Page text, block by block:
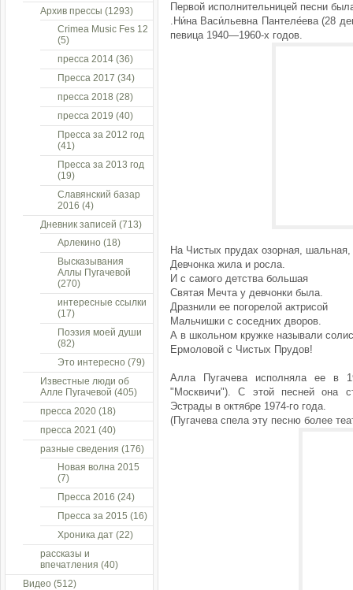
Первой исполнительницей песни
.Ни́на Васи́льевна Пантеле́ева (28
певица 1940—1960-х годов.
На Чистых прудах озорная, шальная,
Девчонка жила и росла.
И с самого детства большая
Святая Мечта у девчонки была.
Дразнили ее погорелой актрисой
Мальчишки с соседних дворов.
А в школьном кружке называли
Ермоловой с Чистых Прудов!
Алла Пугачева исполняла ее в
"Москвичи"). С этой песней она
Эстрады в октябре 1974-го года.
(Пугачева спела эту песню более
Архив прессы (1293)
Crimea Music Fes 12
(5)
пресса 2014 (36)
Пресса 2017 (34)
пресса 2018 (28)
пресса 2019 (40)
Пресса за 2012 год
(41)
Пресса за 2013 год
(19)
Славянский базар
2016 (4)
Дневник записей (713)
Арлекино (18)
Высказывания
Аллы Пугачевой
(270)
интересные ссылки
(17)
Поэзия моей души
(82)
Это интересно (79)
Известные люди об
Алле Пугачевой (405)
пресса 2020 (18)
пресса 2021 (40)
разные сведения (176)
Новая волна 2015
(7)
Пресса 2016 (24)
Пресса за 2015 (16)
Хроника дат (22)
рассказы и
впечатления (40)
Видео (512)